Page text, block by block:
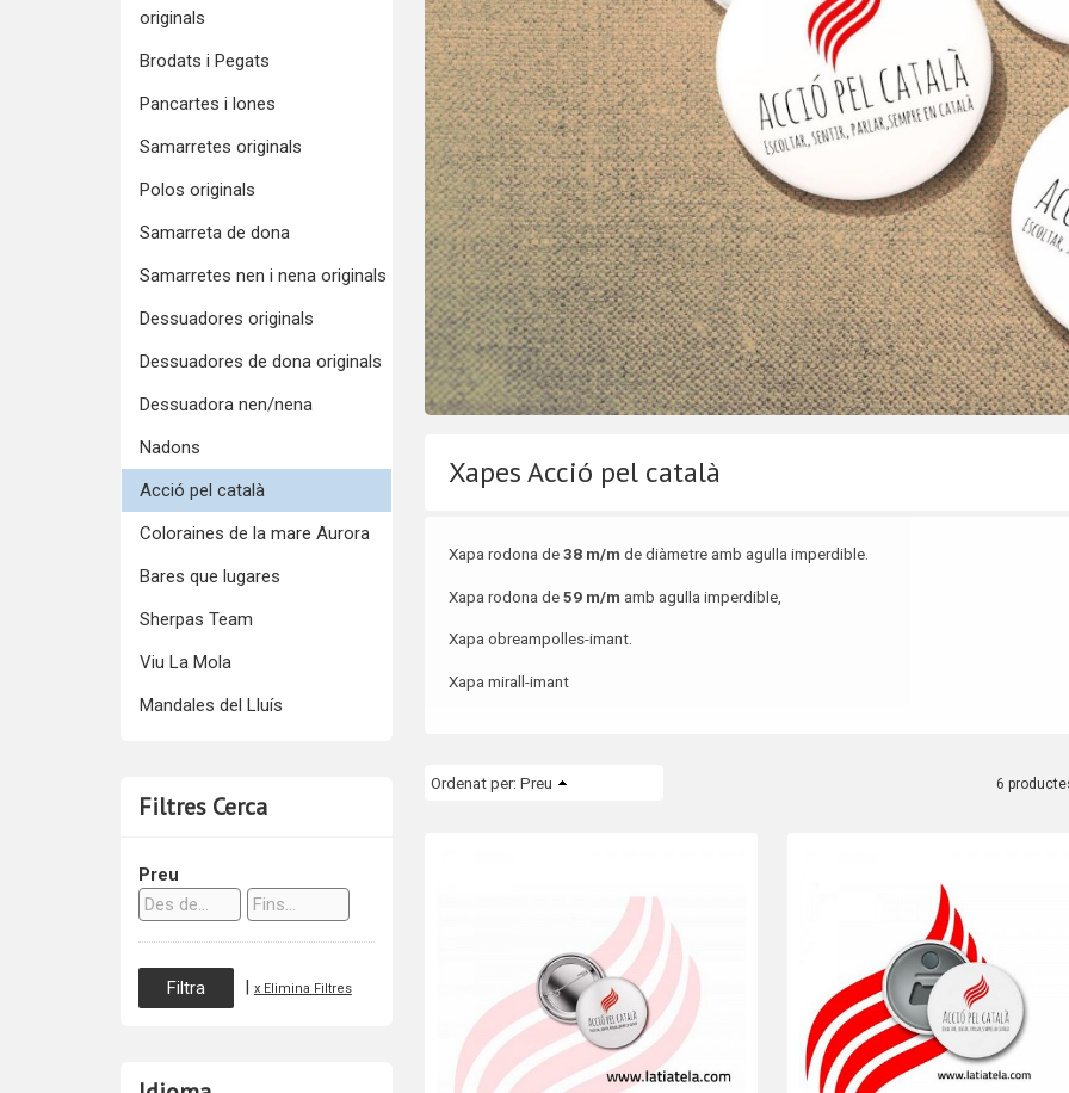
originals
Brodats i Pegats
Pancartes i lones
Samarretes originals
Polos originals
Samarreta de dona
Samarretes nen i nena originals
Dessuadores originals
Dessuadores de dona originals
Dessuadora nen/nena
Nadons
Acció pel català
Coloraines de la mare Aurora
Bares que lugares
Sherpas Team
Viu La Mola
Mandales del Lluís
Filtres Cerca
Preu
| x Elimina Filtres
Xapes Acció pel català
Xapa rodona de38 m/m de diàmetre amb agulla imperdible.
Xapa rodona de59 m/m amb agulla imperdible,
Xapa obreampolles-imant.
Xapa mirall-imant
Ordenat per: Preu 6